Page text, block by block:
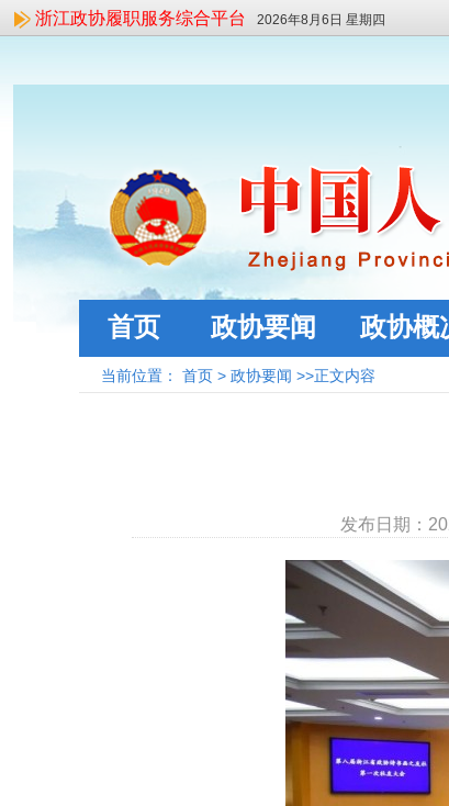
浙江政协履职服务综合平台 2026年8月6日 星期四
首页 政协要闻 政协概
当前位置： 首页 > 政协要闻 >>正文内容
发布日期：